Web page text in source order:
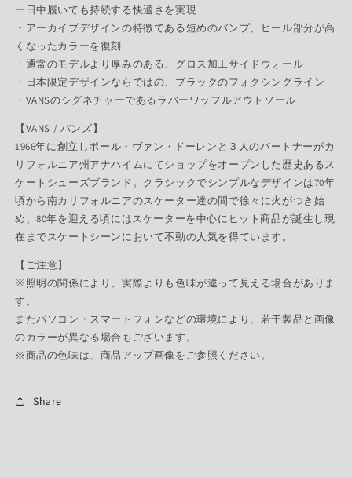
一日中履いても持続する快適さを実現
・アーカイブデザインの特徴である短めのバンプ、ヒール部分が高
くなったカラーを復刻
・通常のモデルより厚みのある、グロス加工サイドウォール
・日本限定デザインならではの、ブラックのフォクシングライン
・VANSのシグネチャーであるラバーワッフルアウトソール
【VANS / バンズ】
1966年に創立しポール・ヴァン・ドーレンと３人のパートナーがカ
リフォルニア州アナハイムにてショップをオープンした歴史あるス
ケートシューズブランド。クラシックでシンプルなデザインは70年
頃から南カリフォルニアのスケーター達の間で徐々に火がつき始
め、80年を迎える頃にはスケーターを中心にヒット商品が誕生し現
在までスケートシーンにおいて不動の人気を得ています。
【ご注意】
※照明の関係により、実際よりも色味が違って見える場合がありま
す。
またパソコン・スマートフォンなどの環境により、若干製品と画像
のカラーが異なる場合もございます。
※商品の色味は、商品アップ画像をご参照ください。
Share